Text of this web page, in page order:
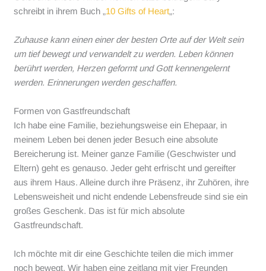
schreibt in ihrem Buch „10 Gifts of Heart„:
Zuhause kann einen einer der besten Orte auf der Welt sein
um tief bewegt und verwandelt zu werden. Leben können
berührt werden, Herzen geformt und Gott kennengelernt
werden. Erinnerungen werden geschaffen.
Formen von Gastfreundschaft
Ich habe eine Familie, beziehungsweise ein Ehepaar, in
meinem Leben bei denen jeder Besuch eine absolute
Bereicherung ist. Meiner ganze Familie (Geschwister und
Eltern) geht es genauso. Jeder geht erfrischt und gereifter
aus ihrem Haus. Alleine durch ihre Präsenz, ihr Zuhören, ihre
Lebensweisheit und nicht endende Lebensfreude sind sie ein
großes Geschenk. Das ist für mich absolute
Gastfreundschaft.
Ich möchte mit dir eine Geschichte teilen die mich immer
noch bewegt. Wir haben eine zeitlang mit vier Freunden